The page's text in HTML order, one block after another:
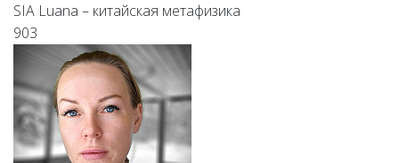
SIA Luana – китайская метафизика
903